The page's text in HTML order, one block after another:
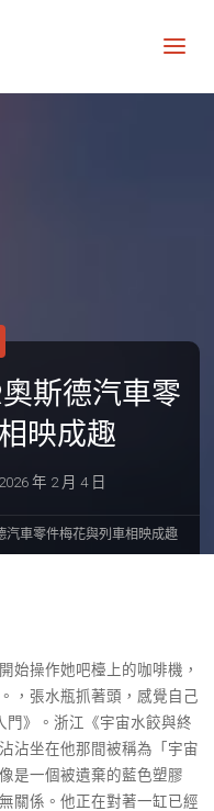
斯德汽車零
映成趣
2026 年 2 月 4 日
汽車零件梅花與列車相映成趣
始操作她吧檯上的咖啡機，
，張水瓶抓著頭，感覺自己
門》。浙江《宇宙水餃與終
沾坐在他那間被稱為「宇宙
是一個被遺棄的藍色塑膠
關係。他正在對著一缸已經